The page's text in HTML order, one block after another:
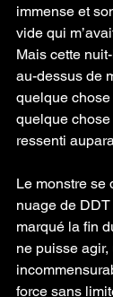
immense et
vide qui
Mais cette
au-dessus de
quelque
quelque
ressenti
Le monstre se
nuage de
marqué la fin
ne puisse agir,
force sans